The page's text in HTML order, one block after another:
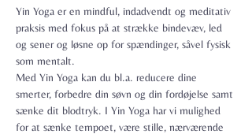
Yin Yoga er en mindful, indadvendt og meditativ
praksis med fokus på at strække bindevæv, led
og sener og løsne op for spændinger, såvel fysisk
som mentalt.
Med Yin Yoga kan du bl.a. reducere dine
smerter, forbedre din søvn og din fordøjelse samt
sænke dit blodtryk. I Yin Yoga har vi mulighed
for at sænke tempoet, være stille, nærværende